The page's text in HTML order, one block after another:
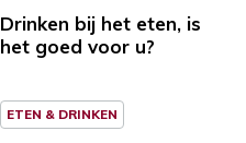
Drinken bij het eten, is
het goed voor u?
ETEN & DRINKEN